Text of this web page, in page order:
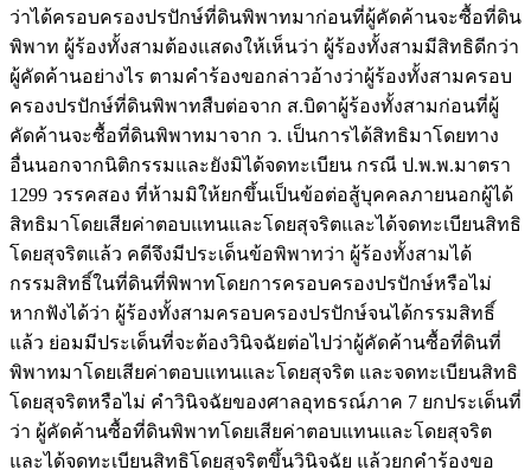
ว่าได้ครอบครองปรปักษ์ที่ดินพิพาทมาก่อนที่ผู้คัดค้านจะซื้อที่ดิน
พิพาท ผู้ร้องทั้งสามต้องแสดงให้เห็นว่า ผู้ร้องทั้งสามมีสิทธิดีกว่า
ผู้คัดค้านอย่างไร ตามคำร้องขอกล่าวอ้างว่าผู้ร้องทั้งสามครอบ
ครองปรปักษ์ที่ดินพิพาทสืบต่อจาก ส.บิดาผู้ร้องทั้งสามก่อนที่ผู้
คัดค้านจะซื้อที่ดินพิพาทมาจาก ว. เป็นการได้สิทธิมาโดยทาง
อื่นนอกจากนิติกรรมและยังมิได้จดทะเบียน กรณี ป.พ.พ.มาตรา
1299 วรรคสอง ที่ห้ามมิให้ยกขึ้นเป็นข้อต่อสู้บุคคลภายนอกผู้ได้
สิทธิมาโดยเสียค่าตอบแทนและโดยสุจริตและได้จดทะเบียนสิทธิ
โดยสุจริตแล้ว คดีจึงมีประเด็นข้อพิพาทว่า ผู้ร้องทั้งสามได้
กรรมสิทธิ์ในที่ดินที่พิพาทโดยการครอบครองปรปักษ์หรือไม่
หากฟังได้ว่า ผู้ร้องทั้งสามครอบครองปรปักษ์จนได้กรรมสิทธิ์
แล้ว ย่อมมีประเด็นที่จะต้องวินิจฉัยต่อไปว่าผู้คัดค้านซื้อที่ดินที่
พิพาทมาโดยเสียค่าตอบแทนและโดยสุจริต และจดทะเบียนสิทธิ
โดยสุจริตหรือไม่ คำวินิจฉัยของศาลอุทธรณ์ภาค 7 ยกประเด็นที่
ว่า ผู้คัดค้านซื้อที่ดินพิพาทโดยเสียค่าตอบแทนและโดยสุจริต
และได้จดทะเบียนสิทธิโดยสุจริตขึ้นวินิจฉัย แล้วยกคำร้องขอ